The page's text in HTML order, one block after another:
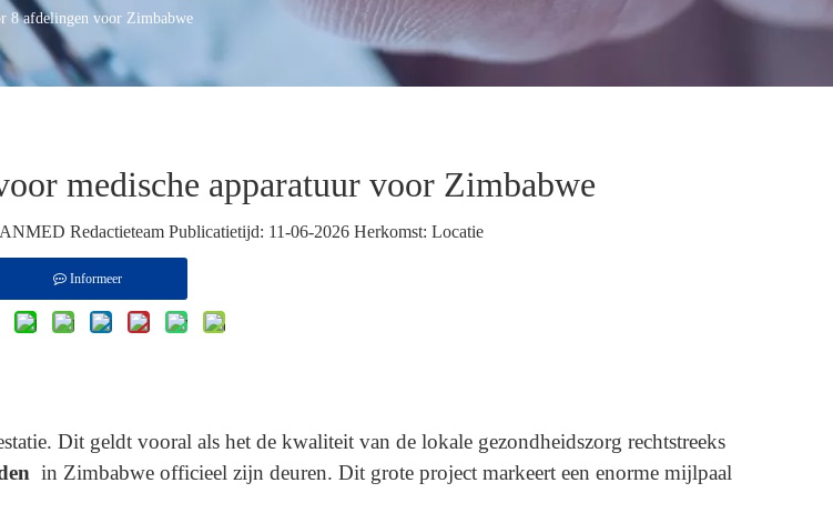
8 afdelingen voor Zimbabwe
medische apparatuur voor Zimbabwe
Redactieteam Publicatietijd: 11-06-2026 Herkomst: Locatie
Informeer
Dit geldt vooral als het de kwaliteit van de lokale gezondheidszorg rechtstreeks
in Zimbabwe officieel zijn deuren. Dit grote project markeert een enorme mijlpaal